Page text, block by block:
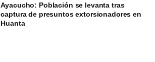
Ayacucho: Población se levanta tras
captura de presuntos extorsionadores en
Huanta